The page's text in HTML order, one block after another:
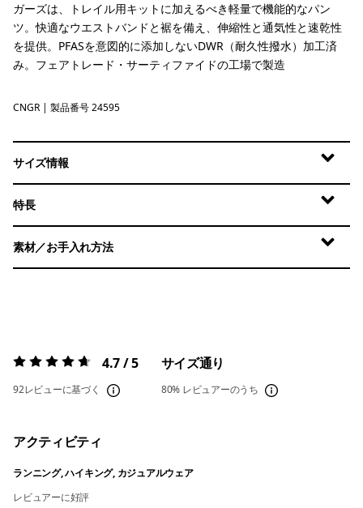
ガーズは、トレイル用キットに加えるべき軽量で機能的なパン
ツ。快適なウエストバンドと裾を備え、伸縮性と通気性と速乾性
を提供。PFASを意図的に添加しないDWR（耐久性撥水）加工済
み。フェアトレード・サーティファイドの工場で製造
Canopy Green
CNGR | 製品番号 24595
サイズ情報
特長
素材／お手入れ方法
評価:4.7 / 5 4.7 / 5
92レビューに基づく
サイズ通り
80% レビュアーのうち
アクティビティ
ランニング, ハイキング, カジュアルウェア
レビュアーに好評